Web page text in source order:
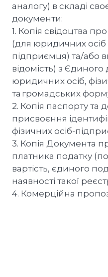
аналогу) в складі
документи:
1. Копія свідоцтва
(для юридичних осіб
підприємця) та/або
відомість) з
юридичних осіб,
та громадських
2. Копія паспорту та
присвоєння
фізичних осіб-
3. Копія Документа
платника податку
вартість, єдиного
наявності такої
4. Комерційна